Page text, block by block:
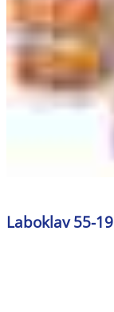
Laboklav 55-